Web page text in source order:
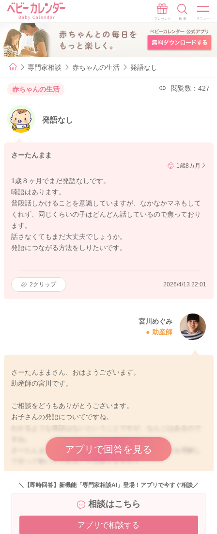
専門家相談 赤ちゃんの生活 発語なし
赤ちゃんの生活 閲覧数：427
発語なし
さーたんまま
1歳8カ月
1歳８ヶ月でまだ発語なしです。
喃語はあります。
普段話しかけることを意識していますが、なかなかマネもして
くれず、同じくらいの子はどんどん話しているので焦っており
ます。
話さなくてもまだ大丈夫でしょうか。
発語につながる方法をしりたいです。
2クリップ 2026/4/13 22:01
宮川めぐみ
助産師
さーたんままさん、おはようございます。
助産師の宮川です。
ご相談をどうもありがとうございます。
お子さんの発語についてですね。
さーたんままさんが簡単な指示を出してみると、それを理解し
て従って動いてくれることはありますか？
例えば何かを捨ててきてくれたり、持ってきてくれたりします
か？
ら、そのうち発語も出てくるようになると思いますよ。
言葉の発達の順番としては、まず理解をしてから発語の流れに
アプリで回答を見る
＼【即時回答】新機能「専門家相談AI」登場！アプリで今すぐ相談／
相談はこちら
アプリで相談する